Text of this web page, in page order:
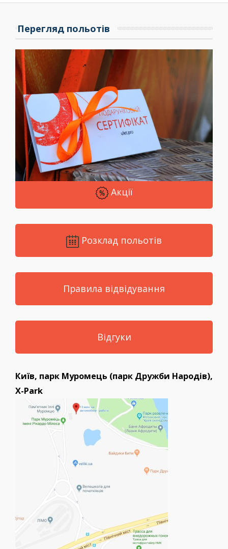
Перегляд польотів
Акції
Розклад польотів
Правила відвідування
Відгуки
Київ, парк Муромець (парк Дружби Народів),
X-Park